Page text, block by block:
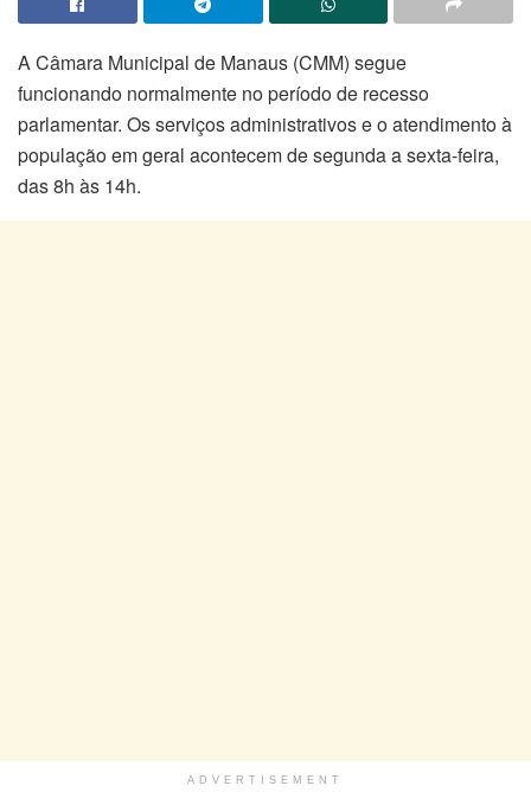
A Câmara Municipal de Manaus (CMM) segue
funcionando normalmente no período de recesso
parlamentar. Os serviços administrativos e o atendimento à
população em geral acontecem de segunda a sexta-feira,
das 8h às 14h.
ADVERTISEMENT